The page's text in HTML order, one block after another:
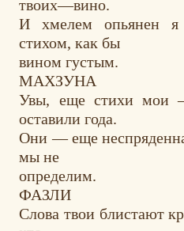
твоих—вино.
И хмелем опьянен
стихом, как бы
вином густым.
МАХЗУНА
Увы, еще стихи мои
оставили года.
Они — еще
мы не
определим.
ФАЗЛИ
Слова твои блистают